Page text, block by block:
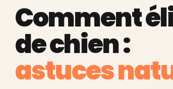
Comment
de chien :
astuces